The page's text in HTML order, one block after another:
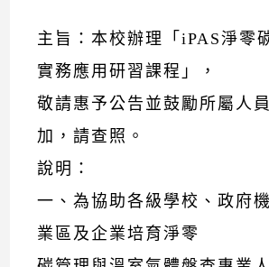
主旨：本校辦理「iPAS淨零
實務應用研習課程」，
敬請惠予公告並鼓勵所屬人
加，請查照。
說明：
一、為協助各級學校、政府
業區及企業培育淨零